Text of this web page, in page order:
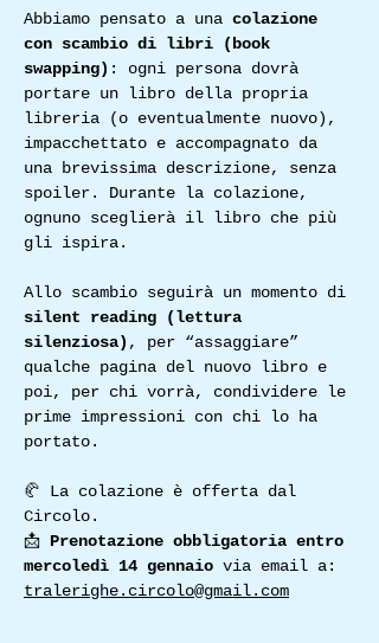
Abbiamo pensato a una colazione
con scambio di libri (book
swapping) : ogni persona dovrà
portare un libro della propria
libreria (o eventualmente nuovo),
impacchettato e accompagnato da
una brevissima descrizione, senza
spoiler. Durante la colazione,
ognuno sceglierà il libro che più
gli ispira.
Allo scambio seguirà un momento di
silent reading (lettura
silenziosa) , per “assaggiare”
qualche pagina del nuovo libro e
poi, per chi vorrà, condividere le
prime impressioni con chi lo ha
portato.
🥐 La colazione è offerta dal
Circolo.
📩 Prenotazione obbligatoria entro
mercoledì 14 gennaio via email a:
tralerighe.circolo@gmail.com